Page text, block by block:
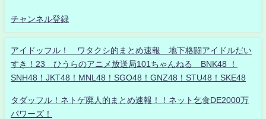
チャンネル登録
アイドッフル！ ワタクシ的まとめ速報 地下格闘アイドルだい
すき！23 ひうらのアニメ放送局101ちゃんねる BNK48 ！
SNH48！JKT48！MNL48！SGO48！GNZ48！STU48！SKE48
タダッフル！ネトゲ廃人的まとめ速報！！ネット乞食DE2000万
パワーズ！